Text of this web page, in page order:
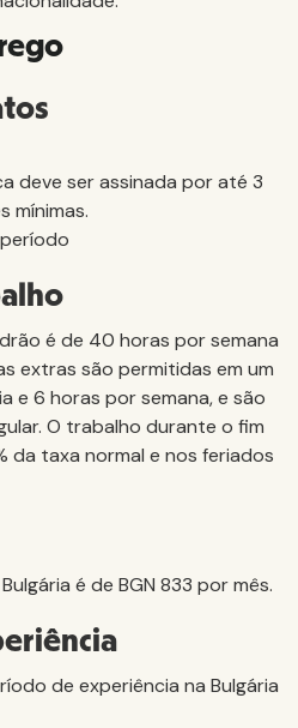
deve ser assinada por até 3
mínimas.
é de 40 horas por semana
extras são permitidas em um
e 6 horas por semana, e são
O trabalho durante o fim
da taxa normal e nos feriados
é de BGN 833 por mês.
de experiência na Bulgária